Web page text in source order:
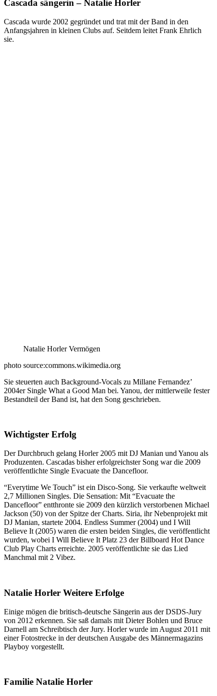
Cascada sängerin – Natalie Horler
Cascada wurde 2002 gegründet und trat mit der Band in den
Anfangsjahren in kleinen Clubs auf. Seitdem leitet Frank Ehrlich
sie.
Natalie Horler Vermögen
photo source:commons.wikimedia.org
Sie steuerten auch Background-Vocals zu Millane Fernandez’
2004er Single What a Good Man bei. Yanou, der mittlerweile fester
Bestandteil der Band ist, hat den Song geschrieben.
Wichtigster Erfolg
Der Durchbruch gelang Horler 2005 mit DJ Manian und Yanou als
Produzenten. Cascadas bisher erfolgreichster Song war die 2009
veröffentlichte Single Evacuate the Dancefloor.
“Everytime We Touch” ist ein Disco-Song. Sie verkaufte weltweit
2,7 Millionen Singles. Die Sensation: Mit “Evacuate the
Dancefloor” entthronte sie 2009 den kürzlich verstorbenen Michael
Jackson (50) von der Spitze der Charts. Siria, ihr Nebenprojekt mit
DJ Manian, startete 2004. Endless Summer (2004) und I Will
Believe It (2005) waren die ersten beiden Singles, die veröffentlicht
wurden, wobei I Will Believe It Platz 23 der Billboard Hot Dance
Club Play Charts erreichte. 2005 veröffentlichte sie das Lied
Manchmal mit 2 Vibez.
Natalie Horler Weitere Erfolge
Einige mögen die britisch-deutsche Sängerin aus der DSDS-Jury
von 2012 erkennen. Sie saß damals mit Dieter Bohlen und Bruce
Darnell am Schreibtisch der Jury. Horler wurde im August 2011 mit
einer Fotostrecke in der deutschen Ausgabe des Männermagazins
Playboy vorgestellt.
Familie Natalie Horler